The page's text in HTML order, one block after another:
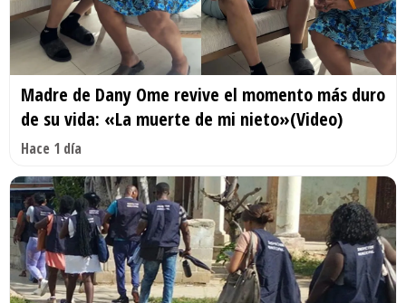
Madre de Dany Ome revive el momento más duro
de su vida: «La muerte de mi nieto»(Video)
Hace 1 día